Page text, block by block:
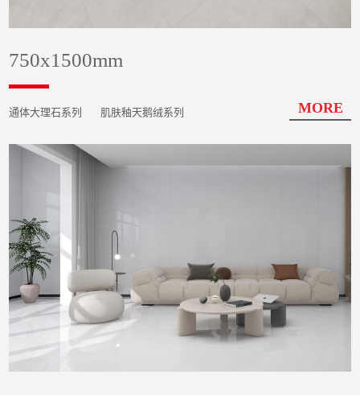
750x1500mm
通体大理石系列 肌肤釉天鹅绒系列 MORE